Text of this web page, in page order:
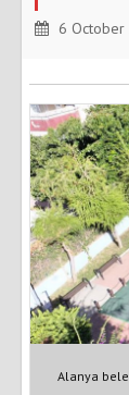
6
Alanya